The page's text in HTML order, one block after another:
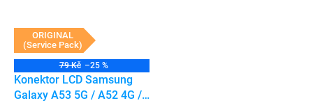
ORIGINAL
(Service Pack)
79 Kč –25 %
Konektor LCD Samsung
Galaxy A53 5G / A52 4G /